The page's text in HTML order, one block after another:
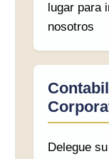
lugar para
nosotros
Delegue